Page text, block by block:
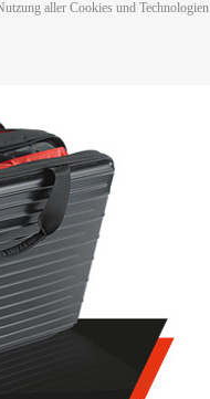
aller Cookies und Technologien